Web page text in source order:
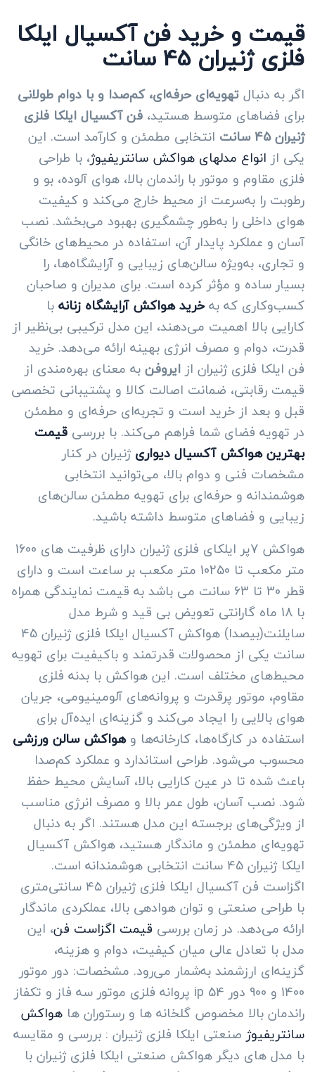
قیمت و خرید فن آکسیال ایلکا
فلزی ژنیران 45 سانت
اگر به دنبالتهویه‌ای حرفه‌ای، کم‌صدا و با دوام طولانی
برای فضاهای متوسط هستید، فن آکسیال ایلکا فلزی
ژنیران 45 سانت
انتخابی مطمئن و کارآمد است. این
یکی ازانواع مدلهای هواکش سانتریفیوژ، با طراحی
فلزی مقاوم و موتور با راندمان بالا، هوای آلوده، بو و
رطوبت را به‌سرعت از محیط خارج می‌کند و کیفیت
هوای داخلی را به‌طور چشمگیری بهبود می‌بخشد. نصب
آسان و عملکرد پایدار آن، استفاده در محیط‌های خانگی
و تجاری، به‌ویژه سالن‌های زیبایی و آرایشگاه‌ها، را
بسیار ساده و مؤثر کرده است. برای مدیران و صاحبان
کسب‌وکاری که بهخرید هواکش آرایشگاه زنانهبا
کارایی بالا اهمیت می‌دهند، این مدل ترکیبی بی‌نظیر از
قدرت، دوام و مصرف انرژی بهینه ارائه می‌دهد. خرید
فن ایلکا فلزی ژنیران ازایروفنبه معنای بهره‌مندی از
قیمت رقابتی، ضمانت اصالت کالا و پشتیبانی تخصصی
قبل و بعد از خرید است و تجربه‌ای حرفه‌ای و مطمئن
در تهویه فضای شما فراهم می‌کند. با بررسی قیمت
بهترین هواکش آکسیال دیواریژنیران در کنار
مشخصات فنی و دوام بالا، می‌توانید انتخابی
هوشمندانه و حرفه‌ای برای تهویه مطمئن سالن‌های
زیبایی و فضاهای متوسط داشته باشید.
هواکش 7پر ایلکای فلزی ژنیران دارای ظرفیت های 1600
متر مکعب تا 10250 متر مکعب بر ساعت است و دارای
قطر 30 تا 63 سانت می باشد به قیمت نمایندگی همراه
با 18 ماه گارانتی تعویض بی قید و شرط مدل
سایلنت(بیصدا) هواکش آکسیال ایلکا فلزی ژنیران 45
سانت یکی از محصولات قدرتمند و باکیفیت برای تهویه
محیط‌های مختلف است. این هواکش با بدنه فلزی
مقاوم، موتور پرقدرت و پروانه‌های آلومینیومی، جریان
هوای بالایی را ایجاد می‌کند و گزینه‌ای ایده‌آل برای
استفاده در کارگاه‌ها، کارخانه‌ها وهواکش سالن ورزشی
محسوب می‌شود. طراحی استاندارد و عملکرد کم‌صدا
باعث شده تا در عین کارایی بالا، آسایش محیط حفظ
شود. نصب آسان، طول عمر بالا و مصرف انرژی مناسب
از ویژگی‌های برجسته این مدل هستند. اگر به دنبال
تهویه‌ای مطمئن و ماندگار هستید، هواکش آکسیال
ایلکا ژنیران 45 سانت انتخابی هوشمندانه است.
اگزاست فن آکسیال ایلکا فلزی ژنیران ۴۵ سانتی‌متری
با طراحی صنعتی و توان هوادهی بالا، عملکردی ماندگار
ارائه می‌دهد. در زمان بررسی قیمت اگزاست فن، این
مدل با تعادل عالی میان کیفیت، دوام و هزینه،
گزینه‌ای ارزشمند به‌شمار می‌رود. مشخصات: دور موتور
1400 و 900 دور ip 54 پروانه فلزی موتور سه فاز و تکفاز
راندمان بالا مخصوص گلخانه ها و رستوران ها هواکش
سانتریفیوژصنعتی ایلکا فلزی ژنیران : بررسی و مقایسه
با مدل های دیگر هواکش صنعتی ایلکا فلزی ژنیران با